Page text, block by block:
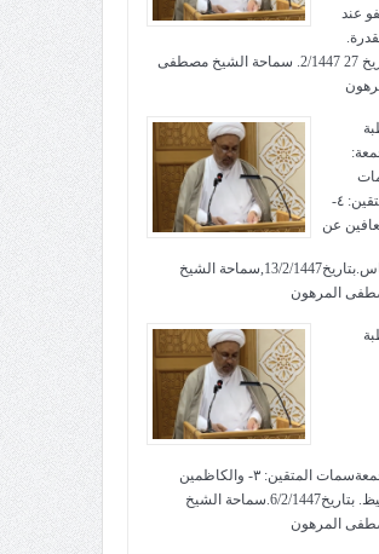
عند
بتاريخ 27 2/1447. سماحة الشيخ مصطفى
المتقين: ٤-
عن
الناس.بتاريخ13/2/1447,سماحة الشيخ
المرهون
الجمعةسمات المتقين: ٣- والكاظمين
الغيظ. بتاريخ6/2/1447.سماحة الشيخ
المرهون